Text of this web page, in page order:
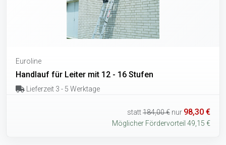
Euroline
Handlauf für Leiter mit 12 - 16 Stufen
Lieferzeit 3 - 5 Werktage
statt184,00 € nur 98,30 €
Möglicher Fördervorteil 49,15 €